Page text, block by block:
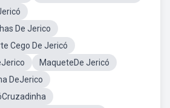
De Jerico
Cego De Jericó
MaqueteDe Jericó
DeJerico